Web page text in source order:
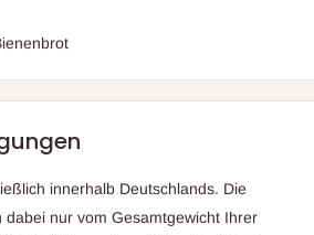
innerhalb Deutschlands. Die
dabei nur vom Gesamtgewicht Ihrer